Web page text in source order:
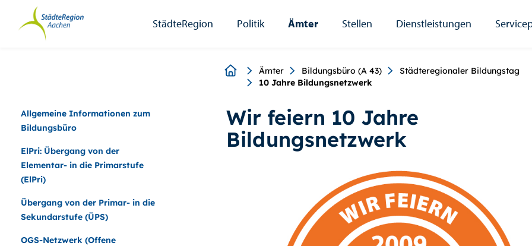
Seiteninhalt.
Hauptnavigation.
StädteRegion
StädteRegion Politik Ämter Stellen Dienstleistungen
Breadcrumb
Ämter Bildungsbüro (A 43)
Städteregionaler Bildungstag
10 Jahre Bildungsnetzwerk
Allgemeine Informationen zum
Bildungsbüro
ElPri: Übergang von der
Elementar- in die Primarstufe
(ElPri)
Übergang von der Primar- in die
Sekundarstufe (ÜPS)
OGS-Netzwerk (Offene
Wir feiern 10 Jahre
Bildungsnetzwerk